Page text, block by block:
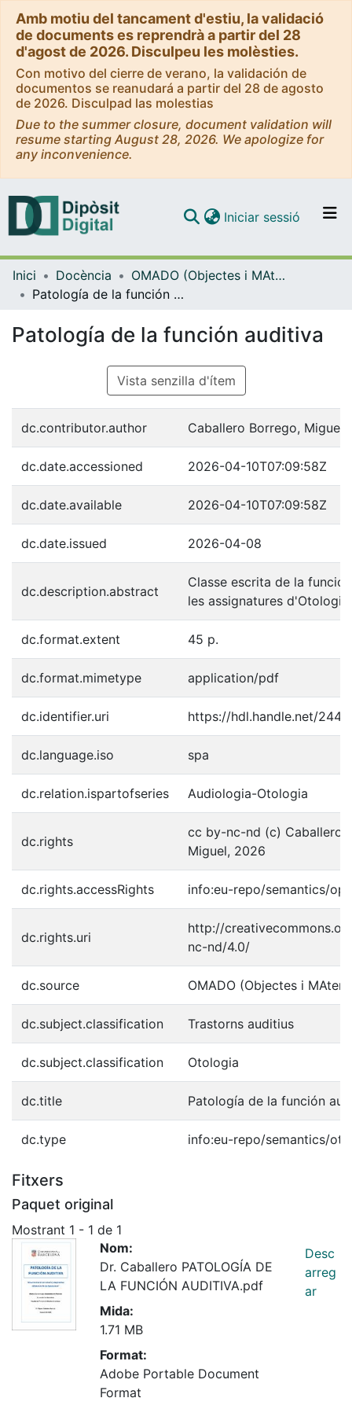
Amb motiu del tancament d'estiu, la validació
de documents es reprendrà a partir del 28
d'agost de 2026. Disculpeu les molèsties.
Con motivo del cierre de verano, la validación de
documentos se reanudará a partir del 28 de agosto
de 2026. Disculpad las molestias
Due to the summer closure, document validation will
resume starting August 28, 2026. We apologize for
any inconvenience.
Navega per tot el DD
Contacte
Iniciar sessió (current)
Inici Docència
OMADO (Objectes i MAterials DOcents)
Patología de la función auditiva
Patología de la función auditiva
Vista senzilla d'ítem
dc.contributor.author Caballero Borrego, Miguel
dc.date.accessioned 2026-04-10T07:09:58Z
dc.date.available 2026-04-10T07:09:58Z
dc.date.issued 2026-04-08
dc.description.abstract
Classe escrita de la funció
les assignatures
dc.format.extent 45 p.
dc.format.mimetype application/pdf
dc.identifier.uri https://hdl.handle.net/
dc.language.iso spa
dc.relation.ispartofseries Audiologia-Otologia
dc.rights
cc by-nc-nd (c) Caballero
Miguel, 2026
dc.rights.accessRights info:eu-repo/semantics/
dc.rights.uri
http://
nc-nd/4.0/
dc.source OMADO (Objectes i
dc.subject.classification Trastorns auditius
dc.subject.classification Otologia
dc.title Patología de la función
dc.type info:eu-repo/semantics/
Fitxers
Paquet original
Mostrant 1 - 1 de 1
Nom:
Dr. Caballero PATOLOGÍA DE
LA FUNCIÓN AUDITIVA.pdf
Mida:
1.71 MB
Format:
Adobe Portable Document
Format
Desc
arreg
ar